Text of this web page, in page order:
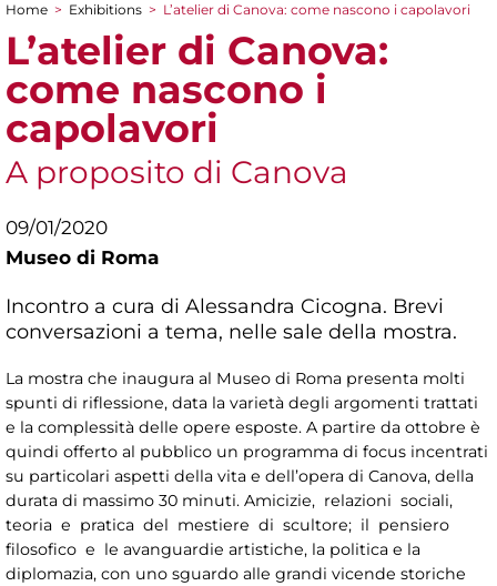
You are here
Home > Exhibitions > L’atelier di Canova: come nascono i capolavori
L’atelier di Canova:
come nascono i
capolavori
A proposito di Canova
09/01/2020
Museo di Roma
Incontro a cura di Alessandra Cicogna. Brevi
conversazioni a tema, nelle sale della mostra.
La mostra che inaugura al Museo di Roma presenta molti
spunti di riflessione, data la varietà degli argomenti trattati
e la complessità delle opere esposte. A partire da ottobre è
quindi offerto al pubblico un programma di focus incentrati
su particolari aspetti della vita e dell’opera di Canova, della
durata di massimo 30 minuti. Amicizie, relazioni sociali,
teoria e pratica del mestiere di scultore; il pensiero
filosofico e le avanguardie artistiche, la politica e la
diplomazia, con uno sguardo alle grandi vicende storiche